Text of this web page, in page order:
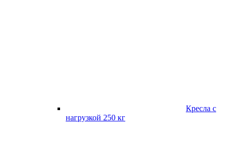
Кресла с
нагрузкой 250 кг